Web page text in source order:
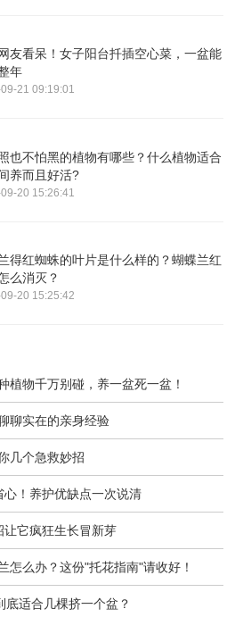
友看呆！女子阳台扦插空心菜，一盆能
年
21 09:19:01
也不怕黑的植物有哪些？什么植物适合
养而且好活?
20 15:26:41
得红蜘蛛的叶片是什么样的？蝴蝶兰红
么消灭？
20 15:25:42
植物千万别碰，养一盆死一盆！
聊实在的亲身经验
几个急救妙招
！养护优缺点一次说清
它疯狂生长冒新芽
怎么办？这份"托花指南"请收好！
底适合几棵挤一个盆？